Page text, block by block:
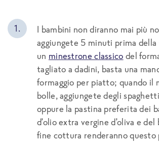
I bambini non diranno mai più
aggiungete 5 minuti prima
un minestrone classico del
tagliato a dadini, basta una
formaggio per piatto; quando il
bolle, aggiungete degli
oppure la pastina preferita dei
d’olio extra vergine d’oliva e
fine cottura renderanno questo